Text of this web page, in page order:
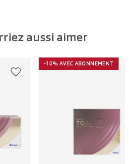
aussi aimer
-10% AVEC ABONNEMENT